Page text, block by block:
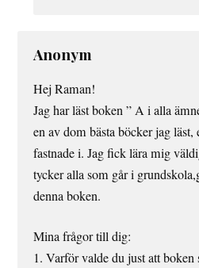
Anonym
Hej Raman!
Jag har läst boken ” A i alla
en av dom bästa böcker jag
fastnade i. Jag fick lära mig
tycker alla som går i
denna boken.
Mina frågor till dig:
1. Varför valde du just att